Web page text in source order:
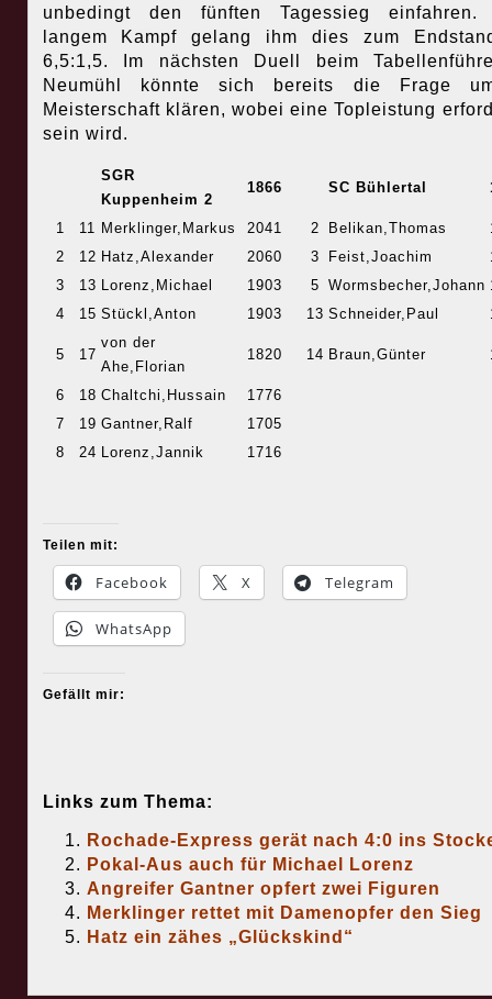
unbedingt den fünften Tagessieg einfahren.
langem Kampf gelang ihm dies zum
6,5:1,5. Im nächsten Duell beim
Neumühl könnte sich bereits die Frage
Meisterschaft klären, wobei eine Topleistung
sein wird.
SGR
Kuppenheim 2
1866 SC Bühlertal
1 11 Merklinger,Markus 2041 2 Belikan,Thomas
2
12 Hatz,Alexander 2060 3 Feist,Joachim
3
13 Lorenz,Michael 1903 5 Wormsbecher,Johann
4
15 Stückl,Anton 1903 13 Schneider,Paul
5 17
von der
Ahe,Florian
1820 14 Braun,Günter
6 18 Chaltchi,Hussain
1776
7
19 Gantner,Ralf
1705
8
24 Lorenz,Jannik 1716
Teilen mit:
Facebook X Telegram
WhatsApp
Gefällt mir:
Links zum Thema:
Rochade-Express gerät nach 4:0 ins
Pokal-Aus auch für Michael Lorenz
Angreifer Gantner opfert zwei Figuren
Merklinger rettet mit Damenopfer den Sieg
Hatz ein zähes „Glückskind“